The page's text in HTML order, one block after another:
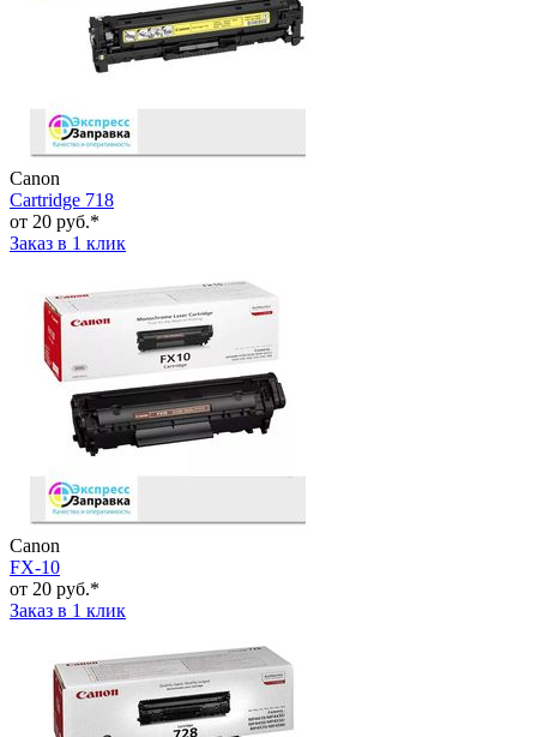
Canon
Cartridge 718
от 20 руб.*
Заказ в 1 клик
Canon
FX-10
от 20 руб.*
Заказ в 1 клик